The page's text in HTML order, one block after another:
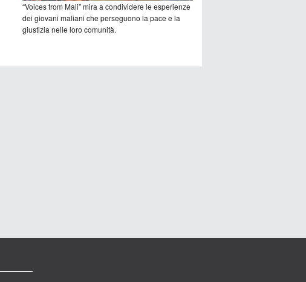
“Voices from Mali” mira a condividere le esperienze
dei giovani maliani che perseguono la pace e la
giustizia nelle loro comunità.